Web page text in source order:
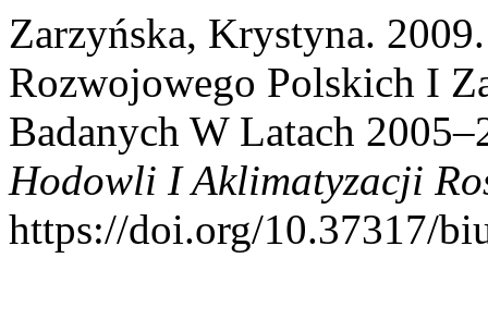
Zarzyńska, Krystyna.
Rozwojowego Polskich I
Badanych W Latach
Hodowli I Aklimatyzacji
https://doi.org/10.37317/